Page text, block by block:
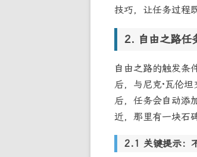
技巧，让任务过程
自由之路任
自由之路的触发条
后，与尼克·瓦伦
后，任务会自动添
近，那里有一块石
关键提示：